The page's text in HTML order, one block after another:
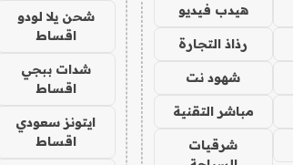
هيدب فيديو
رذاذ التجارة
شهود نت
مباشر التقنية
شرقيات
شحن يلا لودو
اقساط
شدات ببجي
اقساط
ايتونز سعودي
اقساط